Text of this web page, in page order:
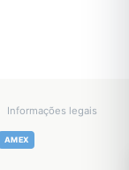
Informações legais
AMEX